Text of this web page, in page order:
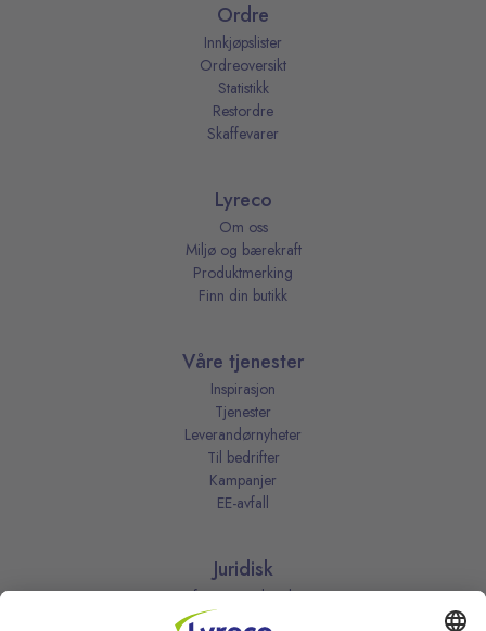
Ordre
Innkjøpslister
Ordreoversikt
Statistikk
Restordre
Skaffevarer
Lyreco
Om oss
Miljø og bærekraft
Produktmerking
Finn din butikk
Våre tjenester
Inspirasjon
Tjenester
Leverandørnyheter
Til bedrifter
Kampanjer
EE-avfall
Juridisk
Informasjonskapsler
Kjøpsbetingelser